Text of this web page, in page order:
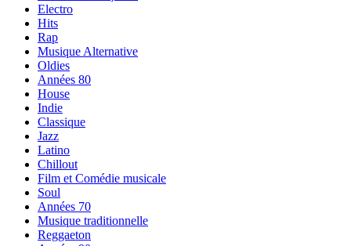
Electro
Hits
Rap
Musique Alternative
Oldies
Années 80
House
Indie
Classique
Jazz
Latino
Chillout
Film et Comédie musicale
Soul
Années 70
Musique traditionnelle
Reggaeton